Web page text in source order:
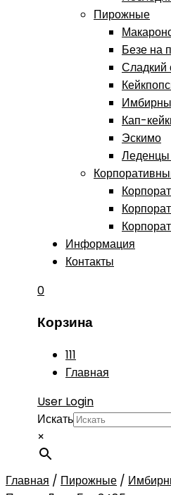
Пирожные
Безе на
Сладкий
Кап-
Эскимо
Леденцы
Информация
Контакты
0
Корзина
111
Главная
User Login
Искать
×
Главная / Пирожные /